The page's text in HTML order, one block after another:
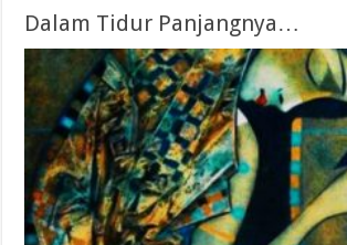
Dalam Tidur Panjangnya…